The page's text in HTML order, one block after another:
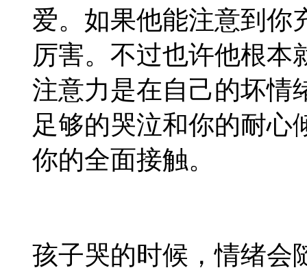
爱。如果他能注意到你
厉害。不过也许他根本
注意力是在自己的坏情
足够的哭泣和你的耐心
你的全面接触。
孩子哭的时候，情绪会